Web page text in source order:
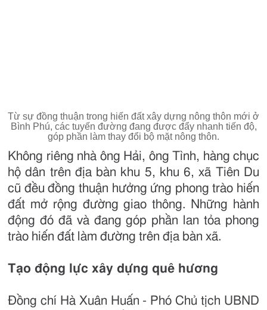
Từ sự đồng thuận trong hiến đất xây dựng nông thôn mới ở
Bình Phú, các tuyến đường đang được đẩy nhanh tiến độ,
góp phần làm thay đổi bộ mặt nông thôn.
Không riêng nhà ông Hải, ông Tình, hàng chục
hộ dân trên địa bàn khu 5, khu 6, xã Tiên Du
cũ đều đồng thuận hưởng ứng phong trào hiến
đất mở rộng đường giao thông. Những hành
động đó đã và đang góp phần lan tỏa phong
trào hiến đất làm đường trên địa bàn xã.
Tạo động lực xây dựng quê hương
Đồng chí Hà Xuân Huấn - Phó Chủ tịch UBND